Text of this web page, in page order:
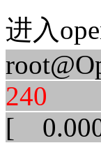
进入
240
[